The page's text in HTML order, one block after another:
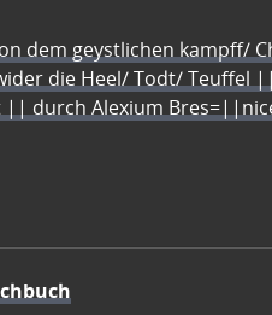
dem geystlichen
die Heel/ Todt/ Teuffel
|| durch Alexium